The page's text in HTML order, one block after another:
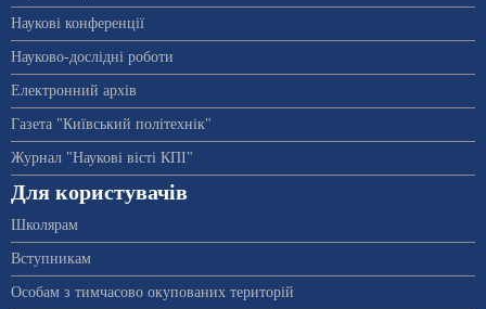
Наукові конференції
Науково-дослідні роботи
Електронний архів
Газета "Київський політехнік"
Журнал "Наукові вісті КПІ"
Для користувачів
Школярам
Вступникам
Особам з тимчасово окупованих територій